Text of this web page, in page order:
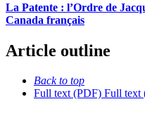
La Patente : l’Ordre de
Canada français
Article outline
Back to top
Full text (PDF) Full text